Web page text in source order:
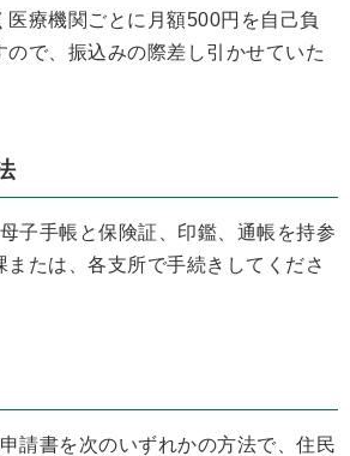
医療機関ごとに月額500円を自己負
ので、振込みの際差し引かせていた
子手帳と保険証、印鑑、通帳を持参
たは、各支所で手続きしてくださ
請書を次のいずれかの方法で、住民